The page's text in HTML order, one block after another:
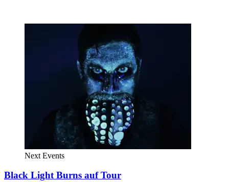
Next Events
Black Light Burns auf Tour